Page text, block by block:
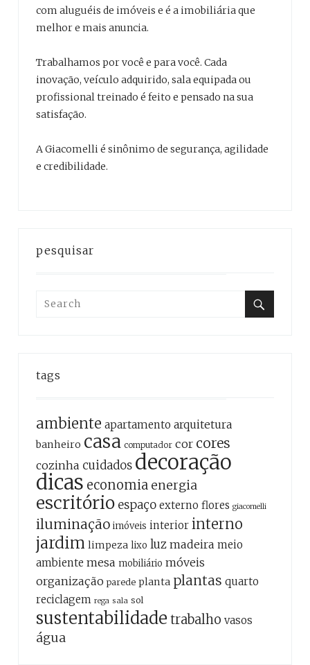
com aluguéis de imóveis e é a imobiliária que
melhor e mais anuncia.
Trabalhamos por você e para você. Cada
inovação, veículo adquirido, sala equipada ou
profissional treinado é feito e pensado na sua
satisfação.
A Giacomelli é sinônimo de segurança, agilidade
e credibilidade.
pesquisar
Search
tags
ambiente apartamento arquitetura
banheiro casa computador cor cores
cozinha cuidados decoração
dicas economia energia
escritório espaço externo flores giacomelli
iluminação imóveis interior interno
jardim limpeza lixo luz madeira meio
ambiente mesa mobiliário móveis
organização parede planta plantas quarto
reciclagem rega sala sol
sustentabilidade trabalho vasos
água